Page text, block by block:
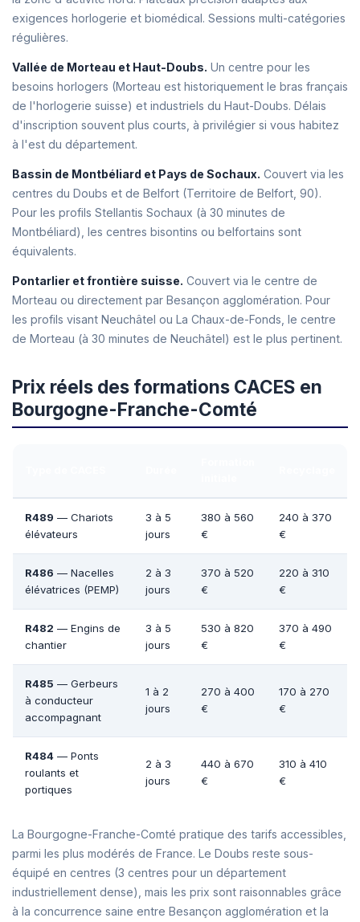
exigences horlogerie et biomédical. Sessions multi-catégories
régulières.
Vallée de Morteau et Haut-Doubs. Un centre pour les
besoins horlogers (Morteau est historiquement le bras français
de l'horlogerie suisse) et industriels du Haut-Doubs. Délais
d'inscription souvent plus courts, à privilégier si vous habitez
à l'est du département.
Bassin de Montbéliard et Pays de Sochaux. Couvert via les
centres du Doubs et de Belfort (Territoire de Belfort, 90).
Pour les profils Stellantis Sochaux (à 30 minutes de
Montbéliard), les centres bisontins ou belfortains sont
équivalents.
Pontarlier et frontière suisse. Couvert via le centre de
Morteau ou directement par Besançon agglomération. Pour
les profils visant Neuchâtel ou La Chaux-de-Fonds, le centre
de Morteau (à 30 minutes de Neuchâtel) est le plus pertinent.
Prix réels des formations CACES en
Bourgogne-Franche-Comté
R489 — Chariots
élévateurs
3 à 5
jours
380 à 560
€
240 à 370
€
R486 — Nacelles
élévatrices (PEMP)
2 à 3
jours
370 à 520
€
220 à 310
€
R482 — Engins de
chantier
3 à 5
jours
530 à 820
€
370 à 490
€
R485 — Gerbeurs
à conducteur
accompagnant
1 à 2
jours
270 à 400
€
170 à 270
€
R484 — Ponts
roulants et
portiques
2 à 3
jours
440 à 670
€
310 à 410
€
La Bourgogne-Franche-Comté pratique des tarifs accessibles,
parmi les plus modérés de France. Le Doubs reste sous-
équipé en centres (3 centres pour un département
industriellement dense), mais les prix sont raisonnables grâce
à la concurrence saine entre Besançon agglomération et la